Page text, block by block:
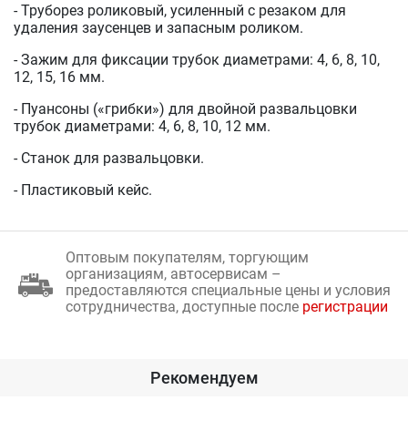
- Труборез роликовый, усиленный с резаком для
удаления заусенцев и запасным роликом.
- Зажим для фиксации трубок диаметрами: 4, 6, 8, 10,
12, 15, 16 мм.
- Пуансоны («грибки») для двойной развальцовки
трубок диаметрами: 4, 6, 8, 10, 12 мм.
- Станок для развальцовки.
- Пластиковый кейс.
Оптовым покупателям, торгующим
организациям, автосервисам –
предоставляются специальные цены и условия
сотрудничества, доступные после регистрации
Рекомендуем